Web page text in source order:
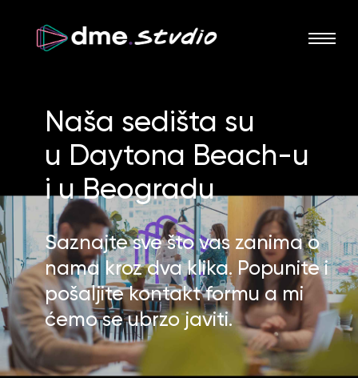
Naša sedišta su
u Daytona Beach-u
i uBeogradu
Saznajte sve što vas zanima o
nama kroz dva klika. Popunite i
pošaljite kontakt formu a mi
ćemo se ubrzo javiti.